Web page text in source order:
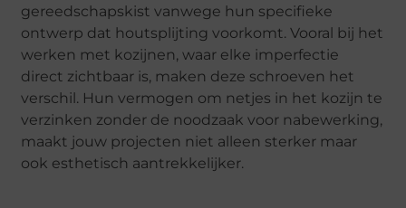
gereedschapskist vanwege hun specifieke
ontwerp dat houtsplijting voorkomt. Vooral bij het
werken met kozijnen, waar elke imperfectie
direct zichtbaar is, maken deze schroeven het
verschil. Hun vermogen om netjes in het kozijn te
verzinken zonder de noodzaak voor nabewerking,
maakt jouw projecten niet alleen sterker maar
ook esthetisch aantrekkelijker.